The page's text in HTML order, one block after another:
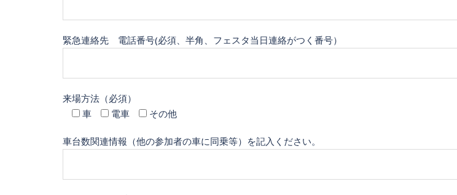
緊急連絡先 電話番号(必須、半角、フェスタ当日連絡がつく番号）
来場方法（必須）
車
電車 その他
車台数関連情報（他の参加者の車に同乗等）を記入ください。